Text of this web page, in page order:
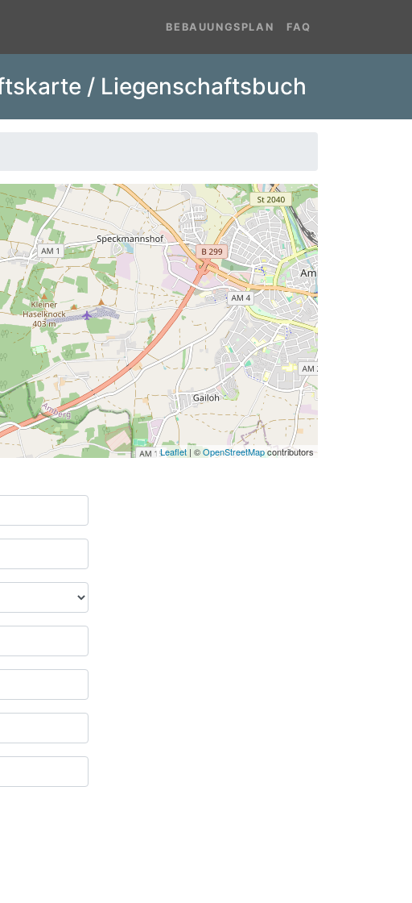
BEBAUUNGSPLAN FAQ
/ Liegenschaftsbuch
Leaflet | ©OpenStreetMapcontributors